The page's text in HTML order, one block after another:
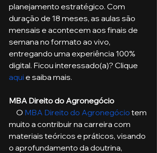
planejamento estratégico. Com
duração de 18 meses, as aulas são
mensais e acontecem aos finais de
semana no formato ao vivo,
entregando uma experiência 100%
digital. Ficou interessado(a)? Clique
aqui e saiba mais.
MBA Direito do Agronegócio
     O
MBA Direito do Agronegócio tem
muito a contribuir na carreira com
materiais teóricos e práticos, visando
o aprofundamento da doutrina,